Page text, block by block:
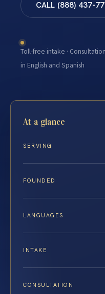
CALL (888) 437-
Toll-free intake ·
in English and Spanish
At a glance
SERVING
FOUNDED
LANGUAGES
INTAKE
CONSULTATION